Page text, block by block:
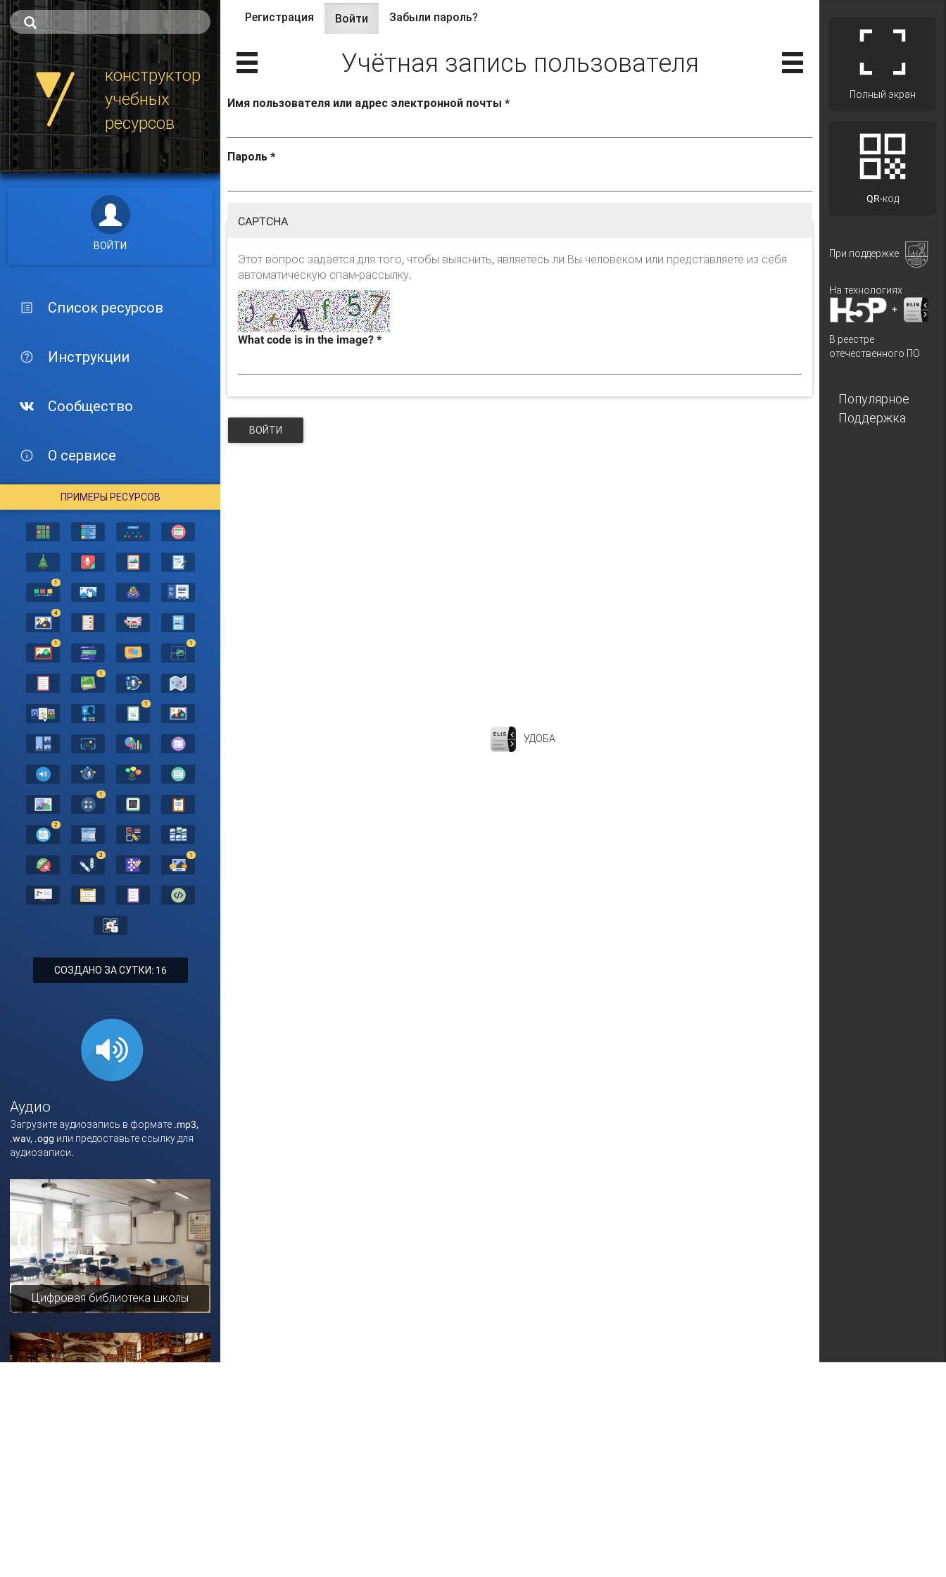
конструктор
учебных
ресурсов
ВОЙТИ
Список ресурсов
Инструкции
Сообщество
О сервисе
ПРИМЕРЫ РЕСУРСОВ
1
4
1 1
1
1
1
2
3 1
СОЗДАНО ЗА СУТКИ: 16
Аудио
Загрузите аудиозапись в формате .mp3,
.wav, .ogg или предоставьте ссылку для
аудиозаписи.
Цифровая библиотека школы
Главные вкладки
Регистрация Войти (активная
вкладка)
Забыли пароль?
Учётная запись пользователя
Имя пользователя или адрес электронной почты*
Пароль*
CAPTCHA
Этот вопрос задается для того, чтобы выяснить, являетесь ли Вы человеком или представляете из себя
автоматическую спам-рассылку.
What code is in the image?*
ВОЙТИ
УДОБА
Полный экран
QR-код
При поддержке
На технологиях
+
В реестре
отечественного ПО
Популярное
Поддержка